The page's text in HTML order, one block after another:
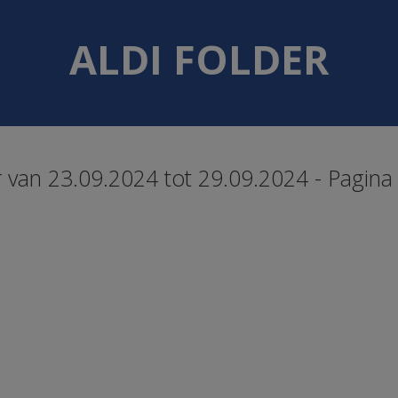
ALDI FOLDER
23.09.2024 tot 29.09.2024 -